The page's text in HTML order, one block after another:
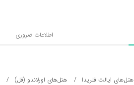
اطلاعات ضروری
هتل‌های ایالت فلریدا هتل‌های اورلاندو (فل)